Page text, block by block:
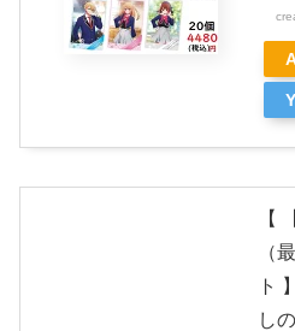
【
（
ト
し